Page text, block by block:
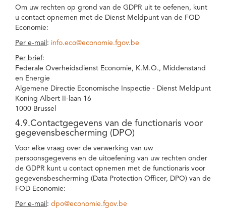
Om uw rechten op grond van de GDPR uit te oefenen, kunt
u contact opnemen met de Dienst Meldpunt van de FOD
Economie:
Per e-mail : info.eco@economie.fgov.be
Per brief:
Federale Overheidsdienst Economie, K.M.O., Middenstand
en Energie
Algemene Directie Economische Inspectie - Dienst Meldpunt
Koning Albert II-laan 16
1000 Brussel
4.9.Contactgegevens van de functionaris voor
gegevensbescherming (DPO)
Voor elke vraag over de verwerking van uw
persoonsgegevens en de uitoefening van uw rechten onder
de GDPR kunt u contact opnemen met de functionaris voor
gegevensbescherming (Data Protection Officer, DPO) van de
FOD Economie:
Per e-mail : dpo@economie.fgov.be